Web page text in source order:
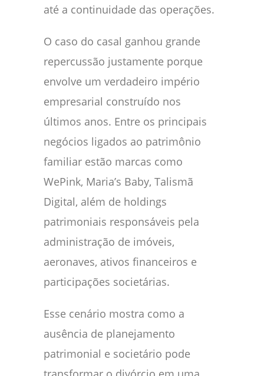
até a continuidade das operações.
O caso do casal ganhou grande
repercussão justamente porque
envolve um verdadeiro império
empresarial construído nos
últimos anos. Entre os principais
negócios ligados ao patrimônio
familiar estão marcas como
WePink, Maria’s Baby, Talismã
Digital, além de holdings
patrimoniais responsáveis pela
administração de imóveis,
aeronaves, ativos financeiros e
participações societárias.
Esse cenário mostra como a
ausência de planejamento
patrimonial e societário pode